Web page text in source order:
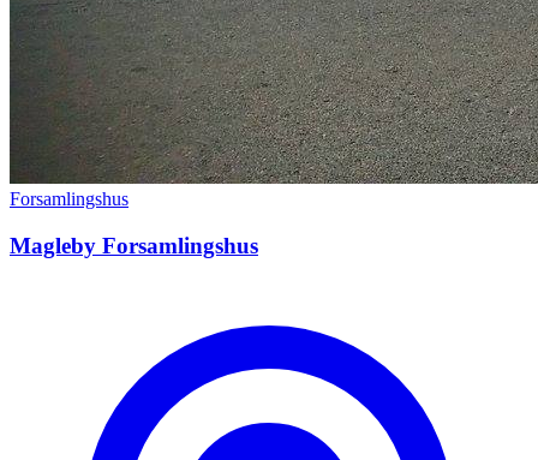
Forsamlingshus
Magleby Forsamlingshus